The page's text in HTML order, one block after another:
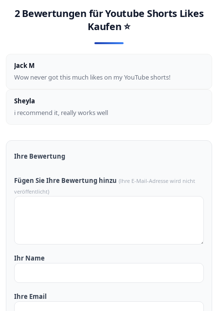
2 Bewertungen fürYoutube Shorts Likes
Kaufen⭐
Jack M
Wow never got this much likes on my YouTube shorts!
Sheyla
i recommend it, really works well
Ihre Bewertung
Fügen Sie Ihre Bewertung hinzu (Ihre E-Mail-Adresse wird nicht
veröffentlicht)
Ihr Name
Ihre Email